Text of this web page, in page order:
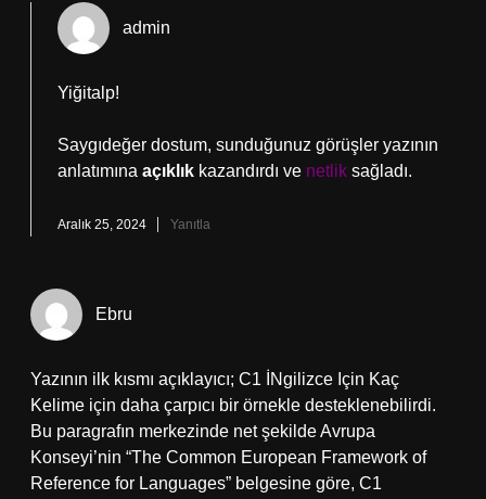
admin
Yiğitalp!
Saygıdeğer dostum, sunduğunuz görüşler yazının
anlatımına açıklık kazandırdı ve netlik sağladı.
Aralık 25, 2024 Yanıtla
Ebru
Yazının ilk kısmı açıklayıcı; C1 İNgilizce Için Kaç
Kelime için daha çarpıcı bir örnekle desteklenebilirdi.
Bu paragrafın merkezinde net şekilde Avrupa
Konseyi’nin “The Common European Framework of
Reference for Languages” belgesine göre, C1